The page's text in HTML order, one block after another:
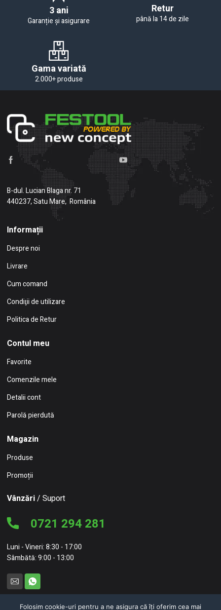
3 ani
Garanție și asigurare
Retur
până la 14 de zile
Gama variată
2.000+ produse
B-dul. Lucian Blaga nr. 71
440237, Satu Mare, România
Informații
Despre noi
Livrare
Cum comand
Condiţii de utilizare
Politica de Retur
Contul meu
Favorite
Comenzile mele
Detalii cont
Parolă pierdută
Magazin
Produse
Promoții
Vânzări/ Suport
0721 294 281
Luni - Vineri: 8:30 - 17:00
Sâmbătă: 9:00 - 13:00
Folosim cookie-uri pentru a ne asigura că îți oferim cea mai